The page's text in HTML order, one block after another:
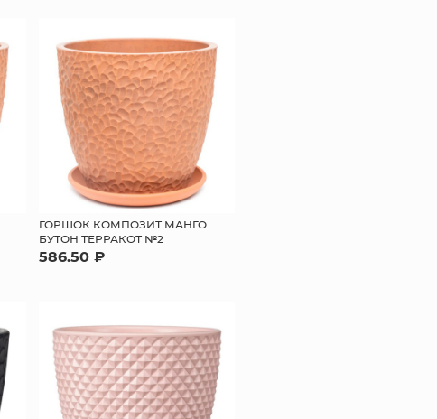
ГОРШОК КОМПОЗИТ МАНГО
БУТОН ТЕРРАКОТ №2
586.50 ₽